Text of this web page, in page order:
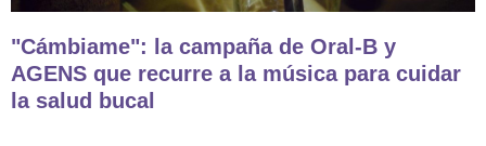
"Cámbiame": la campaña de Oral-B y
AGENS que recurre a la música para cuidar
la salud bucal